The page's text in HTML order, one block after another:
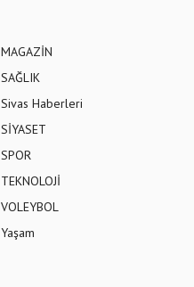
MAGAZİN
SAĞLIK
Sivas Haberleri
SİYASET
SPOR
TEKNOLOJİ
VOLEYBOL
Yaşam